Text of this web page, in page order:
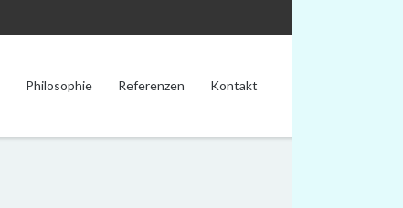
Philosophie Referenzen Kontakt